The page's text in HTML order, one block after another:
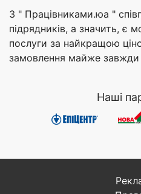
З " Працівниками.юа "
підрядників, а значить, є
послуги за найкращою
замовлення майже
Наші